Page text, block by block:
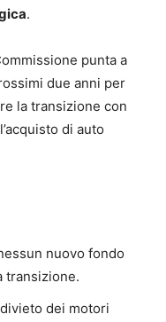
.
punta a
due anni per
la transizione con
di auto
nuovo fondo
transizione.
dei motori